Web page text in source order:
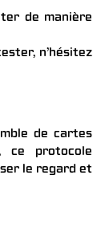
de manière
n’hésitez
de cartes
ce protocole
le regard et